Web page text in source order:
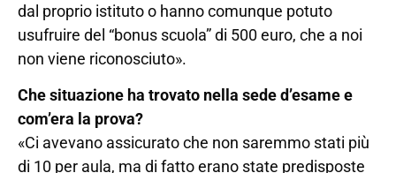
dal proprio istituto o hanno comunque potuto
usufruire del “bonus scuola” di 500 euro, che a noi
non viene riconosciuto».
Che situazione ha trovato nella sede d’esame e
com’era la prova?
«Ci avevano assicurato che non saremmo stati più
di 10 per aula, ma di fatto erano state predisposte